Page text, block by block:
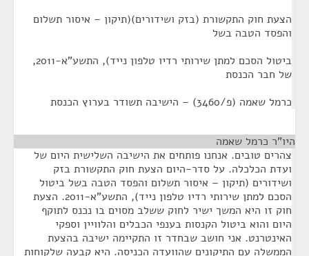
הצעת חוק התקשורת (בזק ושידורים)(תיקון – איסור תשלום
והפסד הטבה בשל
ביטול הסכם למתן שירותי רדיו טלפון נייד), התשע"א-2011,
של חבר הכנסת
כרמל שאמה (פ/3460) – הישיבה תשודר בערוץ הכנסת
היו"ר כרמל שאמה
צהרים טובים. אנחנו פותחים את הישיבה השלישית היום של
ועדת הכלכלה. על סדר-היום הצעת חוק התקשורת בזק
ושידורים (תיקון – איסור תשלום והפסד הטבה בשל ביטול
הסכם למתן שירותי רדיו טלפון נייד), התשע"א-2011. הצעת
חוק זו היא המשך ישיר לחוק ששלב מסוים בו נכנס לתוקף
היום והוא ביטול הקנסות בענפי הכבלים והלוויין וספקי
האינטרנט. אני חושב שבחדר זו התקיימה ישיבה בהצעת
הממשלה עם התיקונים שהוועדה הכניסה. היא קבעה שלקוחות